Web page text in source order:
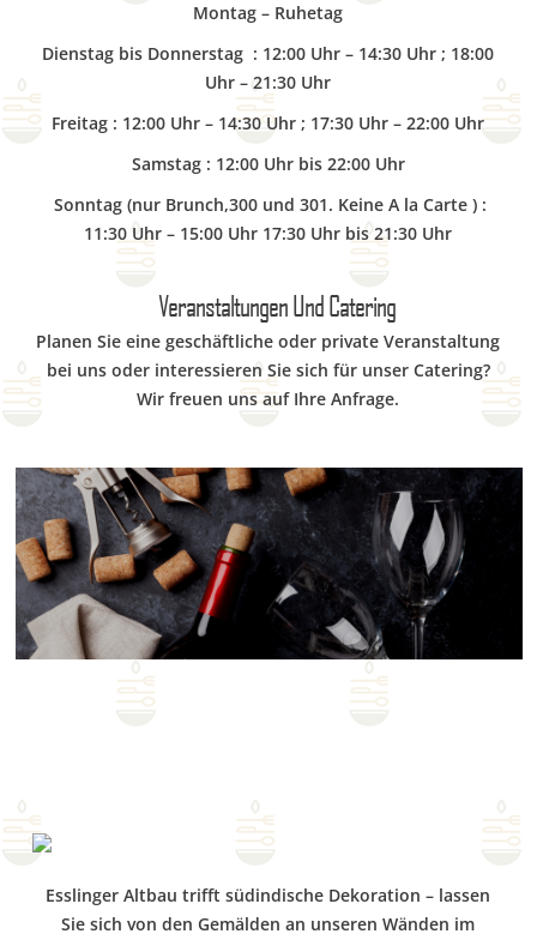
Montag – Ruhetag
Dienstag bis Donnerstag : 12:00 Uhr – 14:30 Uhr ; 18:00
Uhr – 21:30 Uhr
Freitag : 12:00 Uhr – 14:30 Uhr ; 17:30 Uhr – 22:00 Uhr
Samstag : 12:00 Uhr bis 22:00 Uhr
Sonntag (nur Brunch,300 und 301. Keine A la Carte ) :
11:30 Uhr – 15:00 Uhr 17:30 Uhr bis 21:30 Uhr
Veranstaltungen Und Catering
Planen Sie eine geschäftliche oder private Veranstaltung
bei uns oder interessieren Sie sich für unser Catering?
Wir freuen uns auf Ihre Anfrage.
Esslinger Altbau trifft südindische Dekoration – lassen
Sie sich von den Gemälden an unseren Wänden im